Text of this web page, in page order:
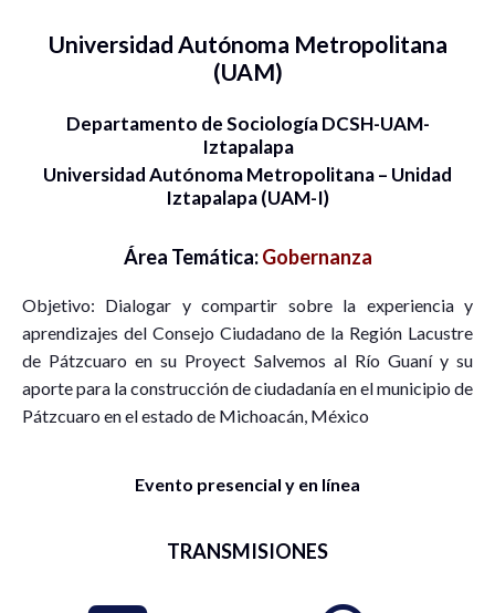
Universidad Autónoma Metropolitana
(UAM)
Departamento de Sociología DCSH-UAM-
Iztapalapa
Universidad Autónoma Metropolitana – Unidad
Iztapalapa (UAM-I)
Área Temática:Gobernanza
Objetivo: Dialogar y compartir sobre la experiencia y
aprendizajes del Consejo Ciudadano de la Región Lacustre
de Pátzcuaro en su Proyect Salvemos al Río Guaní y su
aporte para la construcción de ciudadanía en el municipio de
Pátzcuaro en el estado de Michoacán, México
Evento presencial y en línea
TRANSMISIONES